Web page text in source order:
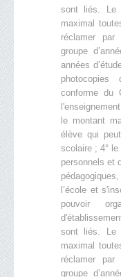
sont liés. Le
maximal
réclamer
groupe
années
conforme du
le montant
élève qui
scolaire ; 4°
personnels et
l’école et
pouvoir
sont liés. Le
maximal
réclamer
groupe